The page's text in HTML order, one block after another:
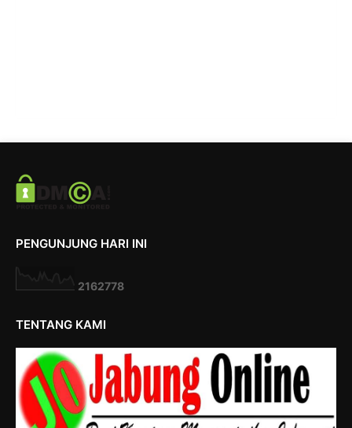
PENGUNJUNG HARI INI
2162778
TENTANG KAMI